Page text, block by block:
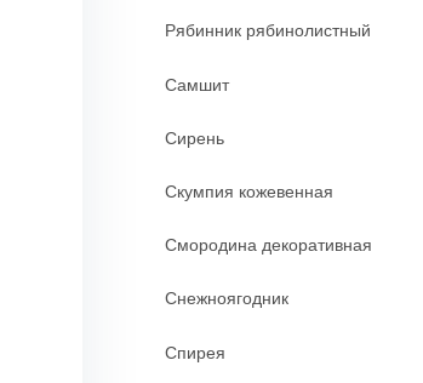
Рябинник рябинолистный
Самшит
Сирень
Скумпия кожевенная
Смородина декоративная
Снежноягодник
Спирея